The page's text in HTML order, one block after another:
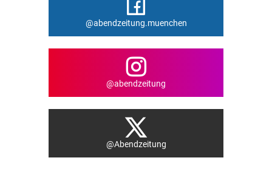
@abendzeitung.muenchen
@abendzeitung
@Abendzeitung